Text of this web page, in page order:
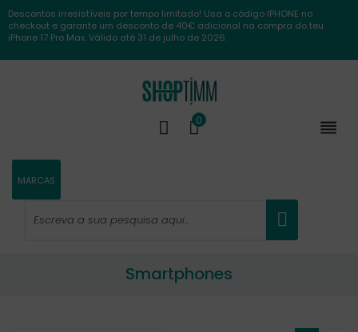
Descontos irresistíveis por tempo limitado! Usa o código IPHONE no
checkout e garante um desconto de 40€ adicional na compra do teu
iPhone 17 Pro Max. Válido até 31 de julho de 2026.

0
MARCAS
Smartphones